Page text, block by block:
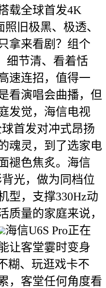
载全球首发4K
旧极黑、极透、
拿来看剧？组个
细节清、看着恬
速连招，值得一
看演唱会曲播，但
发觉，海信电视
首发对冲式昂扬
魂灵，到了选家电
褪色焦炙。海信
光，做为同档位
型，支撑330Hz动
质量的家庭来说，
海信U6S Pro正在
让客堂霎时变身
糊、玩逛戏卡不
，客堂任何角度看